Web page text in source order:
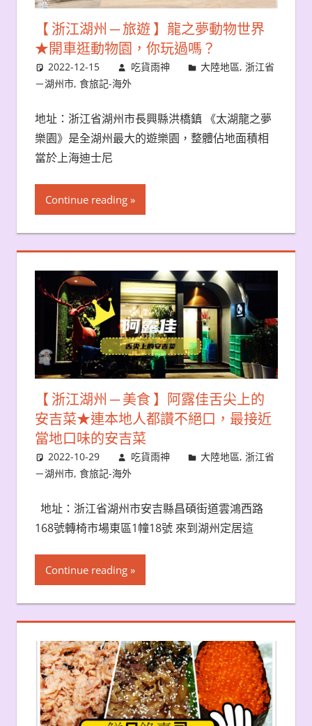
【 浙江湖州 ─ 旅遊 】龍之夢動物世界
★開車逛動物園，你玩過嗎？
2022-12-15 吃貨雨神 大陸地區,浙江省
－湖州市, 食旅記-海外
地址：浙江省湖州市長興縣洪橋鎮 《太湖龍之夢
樂園》是全湖州最大的遊樂園，整體佔地面積相
當於上海迪士尼
Continue reading
【 浙江湖州 ─ 美食 】阿露佳舌尖上的
安吉菜★連本地人都讚不絕口，最接近
當地口味的安吉菜
2022-10-29 吃貨雨神 大陸地區,浙江省
－湖州市, 食旅記-海外
地址：浙江省湖州市安吉縣昌碩街道雲鴻西路
168號轉椅市場東區1幢18號 來到湖州定居這
Continue reading